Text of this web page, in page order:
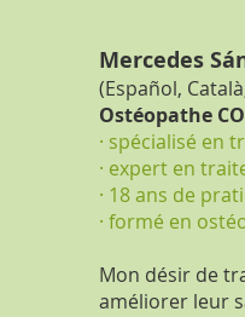
Mercedes
(Español,
Ostéopathe CO
· spécialisé en
· expert en
· 18 ans de
· formé en
Mon désir de
améliorer leur